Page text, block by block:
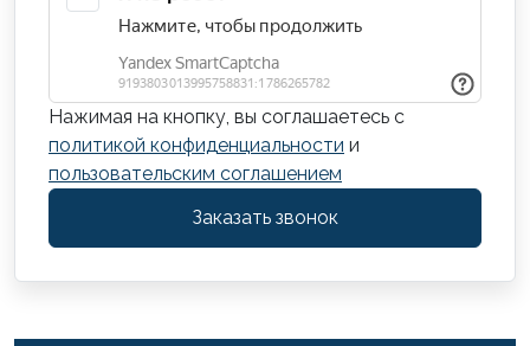
Нажимая на кнопку, вы соглашаетесь с
политикой конфиденциальности и
пользовательским соглашением
Заказать звонок